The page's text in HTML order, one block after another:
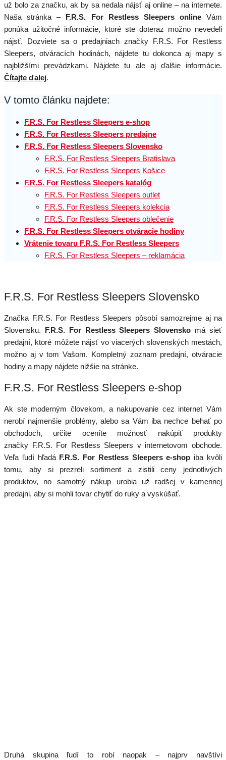
už bolo za značku, ak by sa nedala nájsť aj online – na internete.
Naša stránka – F.R.S. For Restless Sleepers onlineVám
ponúka užitočné informácie, ktoré ste doteraz možno nevedeli
nájsť. Dozviete sa o predajniach značky F.R.S. For Restless
Sleepers, otváracích hodinách, nájdete tu dokonca aj mapy s
najbližšími prevádzkami. Nájdete tu ale aj ďalšie informácie.
Čítajte ďalej.
V tomto článku najdete:
F.R.S. For Restless Sleepers e-shop
F.R.S. For Restless Sleepers predajne
F.R.S. For Restless Sleepers Slovensko
F.R.S. For Restless Sleepers Bratislava
F.R.S. For Restless Sleepers Košice
F.R.S. For Restless Sleepers katalóg
F.R.S. For Restless Sleepers outlet
F.R.S. For Restless Sleepers kolekcia
F.R.S. For Restless Sleepers oblečenie
F.R.S. For Restless Sleepers otváracie hodiny
Vrátenie tovaru F.R.S. For Restless Sleepers
F.R.S. For Restless Sleepers – reklamácia
F.R.S. For Restless Sleepers Slovensko
Značka F.R.S. For Restless Sleepers pôsobí samozrejme aj na
Slovensku. F.R.S. For Restless Sleepers Slovensko má sieť
predajní, ktoré môžete nájsť vo viacerých slovenských mestách,
možno aj v tom Vašom. Kompletný zoznam predajní, otváracie
hodiny a mapy nájdete nižšie na stránke.
F.R.S. For Restless Sleepers e-shop
Ak ste moderným človekom, a nakupovanie cez internet Vám
nerobí najmenšie problémy, alebo sa Vám iba nechce behať po
obchodoch, určite oceníte možnosť nakúpiť produkty
značky F.R.S. For Restless Sleepers v internetovom obchode.
Veľa ľudí hľadá F.R.S. For Restless Sleepers e-shop iba kvôli
tomu, aby si prezreli sortiment a zistili ceny jednotlivých
produktov, no samotný nákup urobia už radšej v kamennej
predajni, aby si mohli tovar chytiť do ruky a vyskúšať.
Druhá skupina ľudí to robí naopak – najprv navštívi